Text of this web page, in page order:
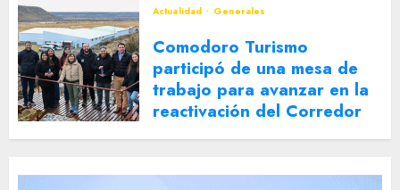
Actualidad
Generales
Comodoro Turismo
participó de una mesa de
trabajo para avanzar en la
reactivación del Corredor
Turístico Integrado